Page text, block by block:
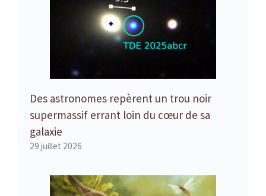
Des astronomes repèrent un trou noir
supermassif errant loin du cœur de sa
galaxie
29 juillet 2026